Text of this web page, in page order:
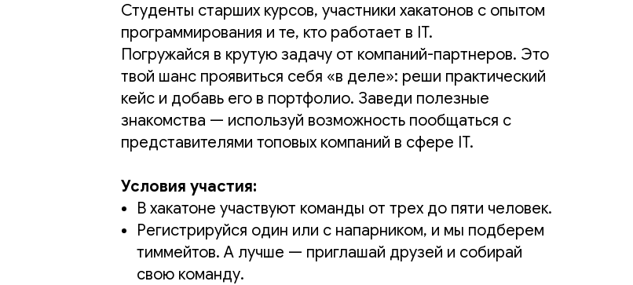
Студенты старших курсов, участники хакатонов с опытом
программирования и те, кто работает в IT.
Погружайся в крутую задачу от компаний-партнеров. Это
твой шанс проявиться себя «в деле»: реши практический
кейс и добавь его в портфолио. Заведи полезные
знакомства — используй возможность пообщаться с
представителями топовых компаний в сфере IT.
Условия участия:
В хакатоне участвуют команды от трех до пяти человек.
Регистрируйся один или с напарником, и мы подберем
тиммейтов. А лучше — приглашай друзей и собирай
свою команду.